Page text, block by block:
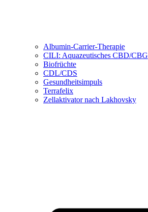
Albumin-Carrier-Therapie
CILI: Aquazeutisches CBD/CBG
Biofrüchte
CDL/CDS
Gesundheitsimpuls
Terrafelix
Zellaktivator nach Lakhovsky